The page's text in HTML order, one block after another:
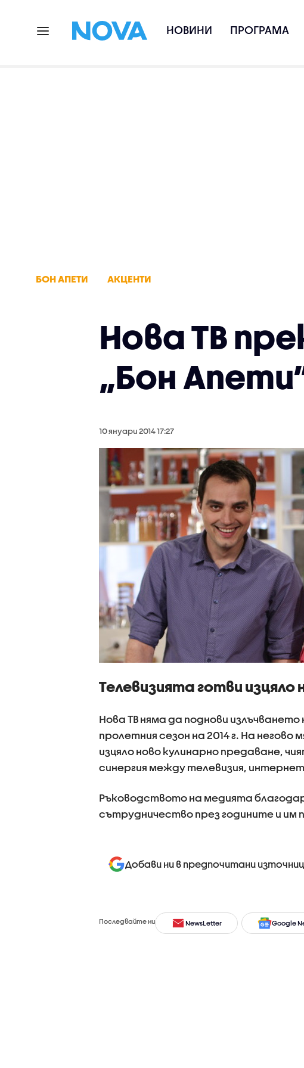
НОВИНИ ПРОГРАМА
БОН АПЕТИ АКЦЕНТИ
Нова ТВ
„Бон
10 януари 2014 17:27
Телевизията готви
Нова ТВ няма да поднови
пролетния сезон на 2014 г. На
изцяло ново кулинарно предаване,
синергия между телевизия,
Ръководството на медията
сътрудничество през годините и им
Добави ни в предпочитани
Последвайте ни NewsLetter Google